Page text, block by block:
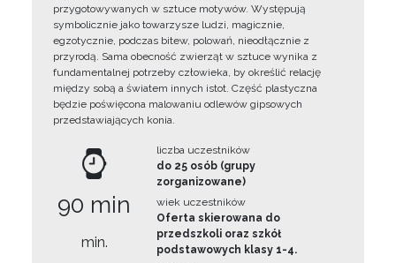
przygotowywanych w sztuce motywów. Występują
symbolicznie jako towarzysze ludzi, magicznie,
egzotycznie, podczas bitew, polowań, nieodłącznie z
przyrodą. Sama obecność zwierząt w sztuce wynika z
fundamentalnej potrzeby człowieka, by określić relację
między sobą a światem innych istot. Część plastyczna
będzie poświęcona malowaniu odlewów gipsowych
przedstawiających konia.
90 min
min.
liczba uczestników
do 25 osób (grupy
zorganizowane)
wiek uczestników
Oferta skierowana do
przedszkoli oraz szkół
podstawowych klasy 1-4.